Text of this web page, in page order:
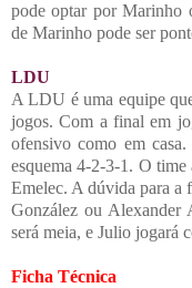
pode optar por Marinho
de Marinho pode ser
LDU
A LDU é uma equipe
jogos. Com a final em
ofensivo como em
esquema 4-2-3-1. O
Emelec. A dúvida para a
González ou Alexander
será meia, e Julio jogará
Ficha Técnica